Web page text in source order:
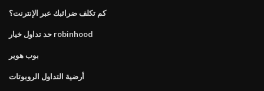
كم تكلف ضرائبك عبر الإنترنت؟
حد تداول خيار robinhood
بوب هوير
أرضية التداول الروبوتات